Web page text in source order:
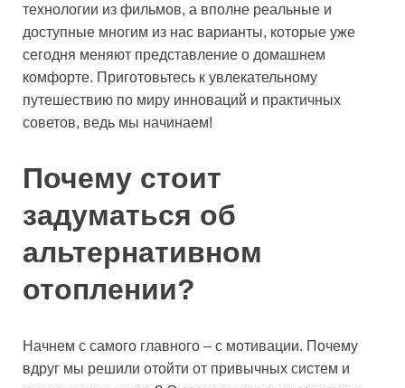
технологии из фильмов, а вполне реальные и
доступные многим из нас варианты, которые уже
сегодня меняют представление о домашнем
комфорте. Приготовьтесь к увлекательному
путешествию по миру инноваций и практичных
советов, ведь мы начинаем!
Почему стоит
задуматься об
альтернативном
отоплении?
Начнем с самого главного – с мотивации. Почему
вдруг мы решили отойти от привычных систем и